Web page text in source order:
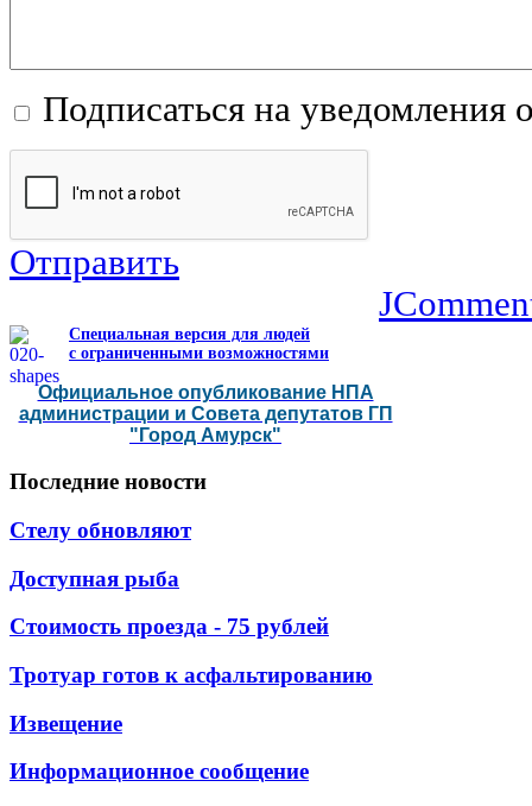
Подписаться на уведомления
Отправить
Специальная версия для людей
с ограниченными возможностями
Официальное опубликование НПА
администрации и Совета депутатов ГП
"Город Амурск"
Последние новости
Стелу обновляют
Доступная рыба
Стоимость проезда - 75 рублей
Тротуар готов к асфальтированию
Извещение
Информационное сообщение